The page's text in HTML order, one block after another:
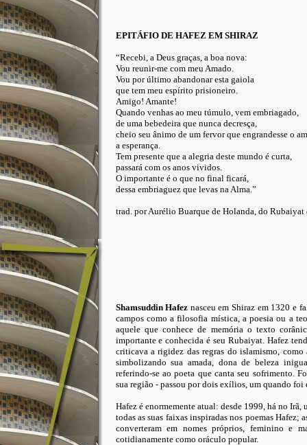
EPITÁFIO DE HAFEZ EM SHIRAZ
“Recebi, a Deus graças, a boa nova:
Vou reunir-me com meu Amado.
Vou por último abandonar esta gaiola
que tem meu espírito prisioneiro.
Amigo! Amante!
Quando venhas ao meu túmulo, vem embriagado,
de uma bebedeira que nunca decresça,
cheio seu ânimo de um fervor que engrandesse o
a esperança.
Tem presente que a alegria deste mundo é curta,
passará com os anos vividos.
O importante é o que no final ficará,
dessa embriaguez que levas na Alma.”
trad. por Aurélio Buarque de Holanda, do
Shamsuddin Hafez nasceu em Shiraz em 1320 e
campos como a filosofia mística, a poesia ou a
aquele que conhece de memória o texto
importante e conhecida é seu Rubaiyat. Hafez
criticava a rigidez das regras do islamismo,
simbolizando sua amada, dona de beleza
referindo-se ao poeta que canta seu sofrimento.
sua região - passou por dois exílios, um quando foi
Hafez é enormemente atual: desde 1999, há no
todas as suas faixas inspiradas nos poemas Hafez;
converteram em nomes próprios, feminino e
cotidianamente como oráculo popular.